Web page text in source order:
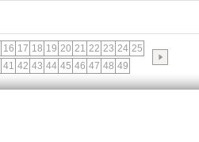
16 17 18 19 20 21 22 23 24 25
41 42 43 44 45 46 47 48 49